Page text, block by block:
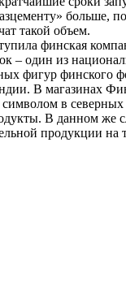
больше,
такой объем.
финская
– один из
фигур финского
В магазинах
в северных
В данном же
продукции